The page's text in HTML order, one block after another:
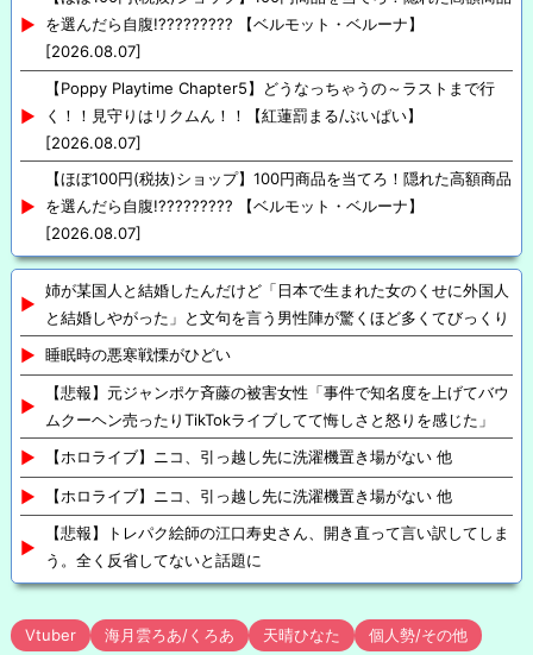
を選んだら自腹!????????? 【ベルモット・ベルーナ】
[2026.08.07]
【Poppy Playtime Chapter5】どうなっちゃうの～ラストまで行
く！！見守りはリクムん！！【紅蓮罰まる/ぶいぱい】
[2026.08.07]
【ほぼ100円(税抜)ショップ】100円商品を当てろ！隠れた高額商品
を選んだら自腹!????????? 【ベルモット・ベルーナ】
[2026.08.07]
姉が某国人と結婚したんだけど「日本で生まれた女のくせに外国人
と結婚しやがった」と文句を言う男性陣が驚くほど多くてびっくり
睡眠時の悪寒戦慄がひどい
【悲報】元ジャンポケ斉藤の被害女性「事件で知名度を上げてバウ
ムクーヘン売ったりTikTokライブしてて悔しさと怒りを感じた」
【ホロライブ】ニコ、引っ越し先に洗濯機置き場がない 他
【ホロライブ】ニコ、引っ越し先に洗濯機置き場がない 他
【悲報】トレパク絵師の江口寿史さん、開き直って言い訳してしま
う。全く反省してないと話題に
Vtuber 海月雲ろあ/くろあ 天晴ひなた 個人勢/その他